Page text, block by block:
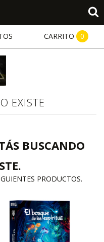
CARRITO 0
EXISTE
BUSCANDO
PRODUCTOS.